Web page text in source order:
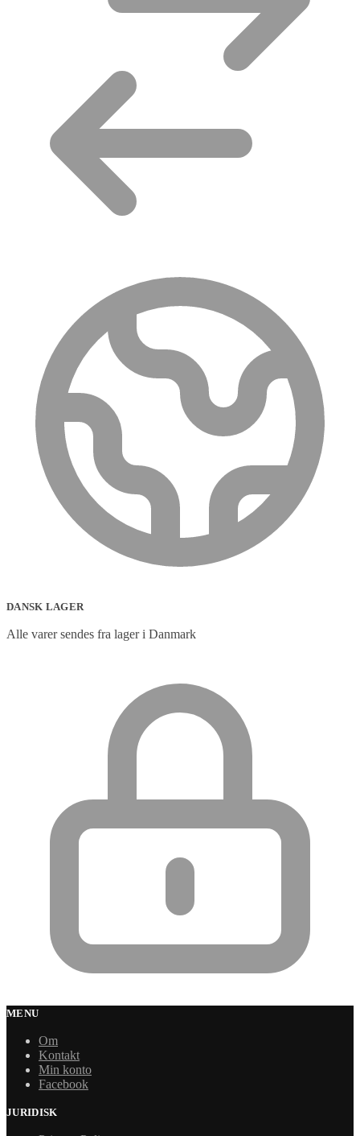
DANSK LAGER
Alle varer sendes fra lager i Danmark
MENU
Om
Kontakt
Min konto
Facebook
JURIDISK